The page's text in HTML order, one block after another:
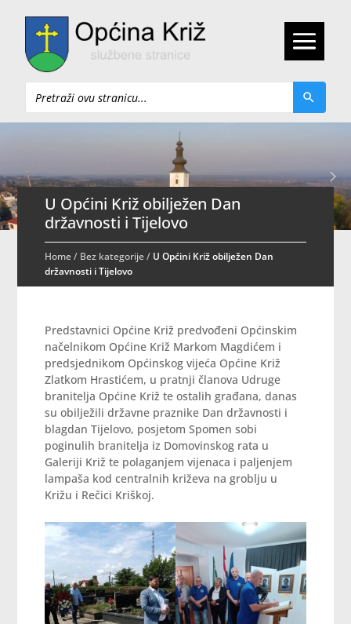
Pretraži
U Općini Križ obilježen Dan
državnosti i Tijelovo
Home/ Bez kategorije/ U Općini Križ obilježen Dan
državnosti i Tijelovo
Predstavnici Općine Križ predvođeni Općinskim
načelnikom Općine Križ Markom Magdićem i
predsjednikom Općinskog vijeća Općine Križ
Zlatkom Hrastićem, u pratnji članova Udruge
branitelja Općine Križ te ostalih građana, danas
su obilježili državne praznike Dan državnosti i
blagdan Tijelovo, posjetom Spomen sobi
poginulih branitelja iz Domovinskog rata u
Galeriji Križ te polaganjem vijenaca i paljenjem
lampaša kod centralnih križeva na groblju u
Križu i Rečici Kriškoj.